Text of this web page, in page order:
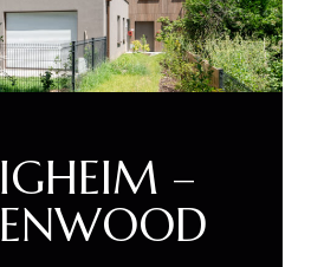
–